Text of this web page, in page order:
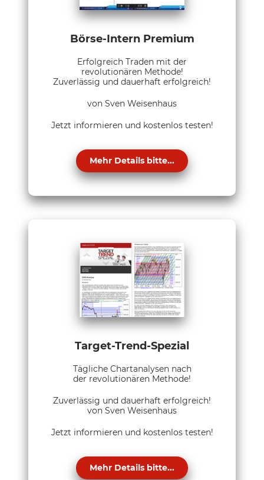
Börse-Intern Premium
Erfolgreich Traden mit der
revolutionären Methode!
Zuverlässig und dauerhaft erfolgreich!
von Sven Weisenhaus
Jetzt informieren und kostenlos testen!
Mehr Details bitte...
Target-Trend-Spezial
Tägliche Chartanalysen nach
der revolutionären Methode!
Zuverlässig und dauerhaft erfolgreich!
von Sven Weisenhaus
Jetzt informieren und kostenlos testen!
Mehr Details bitte...